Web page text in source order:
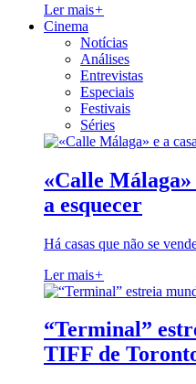
Ler mais+
Cinema
Notícias
Análises
Entrevistas
Especiais
Festivais
Séries
«Calle Málaga»
a esquecer
Há casas que não se
Ler mais+
“Terminal”
TIFF de